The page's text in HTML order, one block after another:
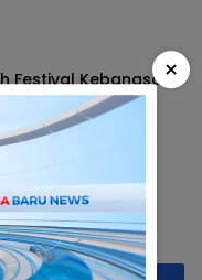
Festival Kebangsaan
Rektor: Saatnya
Bersama
×